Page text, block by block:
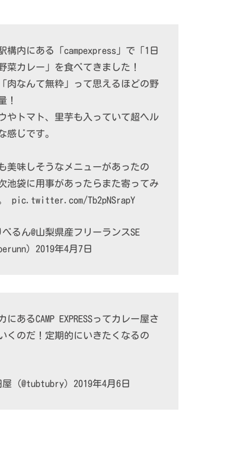
構内にある「campexpress」で「1日
菜カレー」を食べてきました！
肉なんて無粋」って思えるほどの野
！
やトマト、里芋も入っていて超ヘル
感じです。
美味しそうなメニューがあったの
池袋に用事があったらまた寄ってみ
pic.twitter.com/Tb2pNSrapY
るん@山梨県産フリーランスSE
2019年4月7日
にあるCAMP EXPRESSってカレー屋さ
くのだ！定期的にいきたくなるの
(@tubtubry) 2019年4月6日